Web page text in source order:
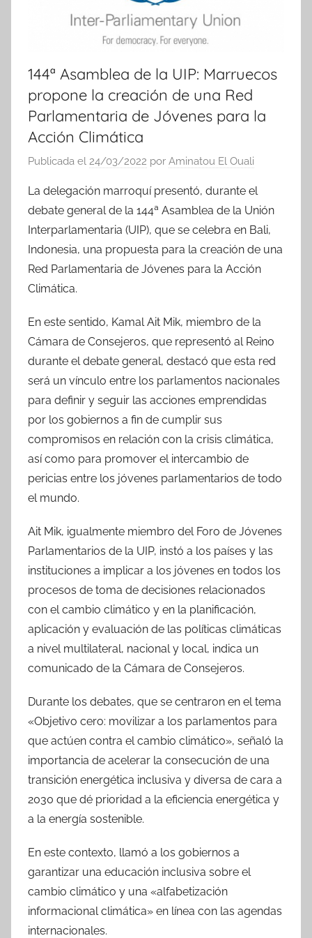
144ª Asamblea de la UIP: Marruecos
propone la creación de una Red
Parlamentaria de Jóvenes para la
Acción Climática
Publicada el 24/03/2022 por Aminatou El Ouali
La delegación marroquí presentó, durante el
debate general de la 144ª Asamblea de la Unión
Interparlamentaria (UIP), que se celebra en Bali,
Indonesia, una propuesta para la creación de una
Red Parlamentaria de Jóvenes para la Acción
Climática.
En este sentido, Kamal Ait Mik, miembro de la
Cámara de Consejeros, que representó al Reino
durante el debate general, destacó que esta red
será un vínculo entre los parlamentos nacionales
para definir y seguir las acciones emprendidas
por los gobiernos a fin de cumplir sus
compromisos en relación con la crisis climática,
así como para promover el intercambio de
pericias entre los jóvenes parlamentarios de todo
el mundo.
Ait Mik, igualmente miembro del Foro de Jóvenes
Parlamentarios de la UIP, instó a los países y las
instituciones a implicar a los jóvenes en todos los
procesos de toma de decisiones relacionados
con el cambio climático y en la planificación,
aplicación y evaluación de las políticas climáticas
a nivel multilateral, nacional y local, indica un
comunicado de la Cámara de Consejeros.
Durante los debates, que se centraron en el tema
«Objetivo cero: movilizar a los parlamentos para
que actúen contra el cambio climático», señaló la
importancia de acelerar la consecución de una
transición energética inclusiva y diversa de cara a
2030 que dé prioridad a la eficiencia energética y
a la energía sostenible.
En este contexto, llamó a los gobiernos a
garantizar una educación inclusiva sobre el
cambio climático y una «alfabetización
informacional climática» en línea con las agendas
internacionales.